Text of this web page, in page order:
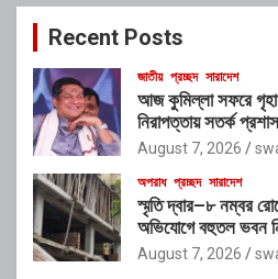
c
Recent Posts
জাতীয় প্রচ্ছদ সারাদেশ
আজ কুমিল্লা সফরে
নিরাপত্তায় সতর্ক
August 7, 2026
অপরাধ প্রচ্ছদ সারাদেশ
স্মৃতি দ্বার–৮ নম্বর
অভিযোগে বহুতল ভবন
চক্রের যোগসাজশের
August 7, 2026